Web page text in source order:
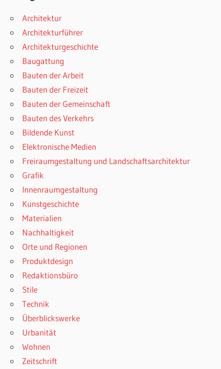
Architektur
Architekturführer
Architekturgeschichte
Baugattung
Bauten der Arbeit
Bauten der Freizeit
Bauten der Gemeinschaft
Bauten des Verkehrs
Bildende Kunst
Elektronische Medien
Freiraumgestaltung und Landschaftsarchitektur
Grafik
Innenraumgestaltung
Kunstgeschichte
Materialien
Nachhaltigkeit
Orte und Regionen
Produktdesign
Redaktionsbüro
Stile
Technik
Überblickswerke
Urbanität
Wohnen
Zeitschrift